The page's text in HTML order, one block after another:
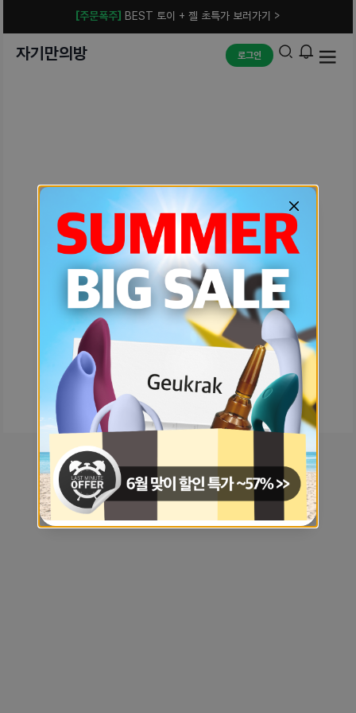
[주문폭주] BEST 토이 + 젤 초특가 보러가기 >
자기만의방 로그인
예상치 못한 에러입니다.